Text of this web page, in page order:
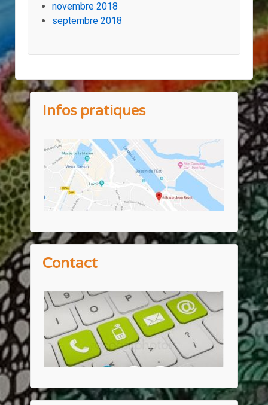
novembre 2018
septembre 2018
Infos pratiques
Contact